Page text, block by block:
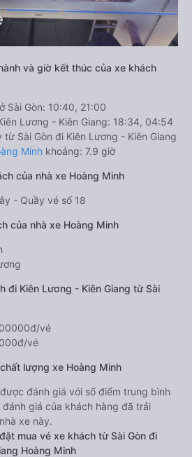
và giờ kết thúc của xe khách
Sài Gòn: 10:40, 21:00
Lương - Kiên Giang: 18:34, 04:54
từ Sài Gòn đi Kiên Lương - Kiên Giang
Minh khoảng: 7.9 giờ
của nhà xe Hoàng Minh
- Quầy vé số 18
của nhà xe Hoàng Minh
đi Kiên Lương - Kiên Giang từ Sài
vé
vé
lượng xe Hoàng Minh
đánh giá với số điểm trung bình
giá của khách hàng đã trải
xe này.
mua vé xe khách từ Sài Gòn đi
Hoàng Minh